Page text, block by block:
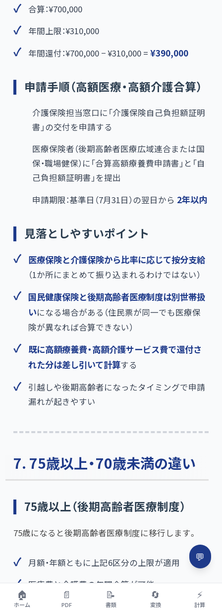
合算：¥700,000
年間上限：¥310,000
年間還付：¥700,000 − ¥310,000 = ¥390,000
申請手順（高額医療・高額介護合算）
介護保険担当窓口に「介護保険自己負担額証明
書」の交付を申請する
医療保険者（後期高齢者医療広域連合または国
保・職場健保）に「合算高額療養費申請書」と「自
己負担額証明書」を提出
申請期限：基準日（7月31日）の翌日から 2年以内
見落としやすいポイント
医療保険と介護保険から比率に応じて按分支給
（1か所にまとめて振り込まれるわけではない）
国民健康保険と後期高齢者医療制度は別世帯扱
いになる場合がある（住民票が同一でも医療保
険が異なれば合算できない）
既に高額療養費・高額介護サービス費で還付さ
れた分は差し引いて計算する
引越しや後期高齢者になったタイミングで申請
漏れが起きやすい
7. 75歳以上・70歳未満の違い
75歳以上（後期高齢者医療制度）
75歳になると後期高齢者医療制度に移行します。
月額・年額ともに上記6区分の上限が適用
医療費と介護費の年間合算が可能
🏠
ホーム
📄
PDF
📝
書類
🔄
変換
⚡
計算
💬